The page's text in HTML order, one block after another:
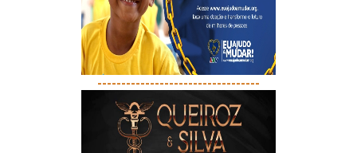
----------------------------------